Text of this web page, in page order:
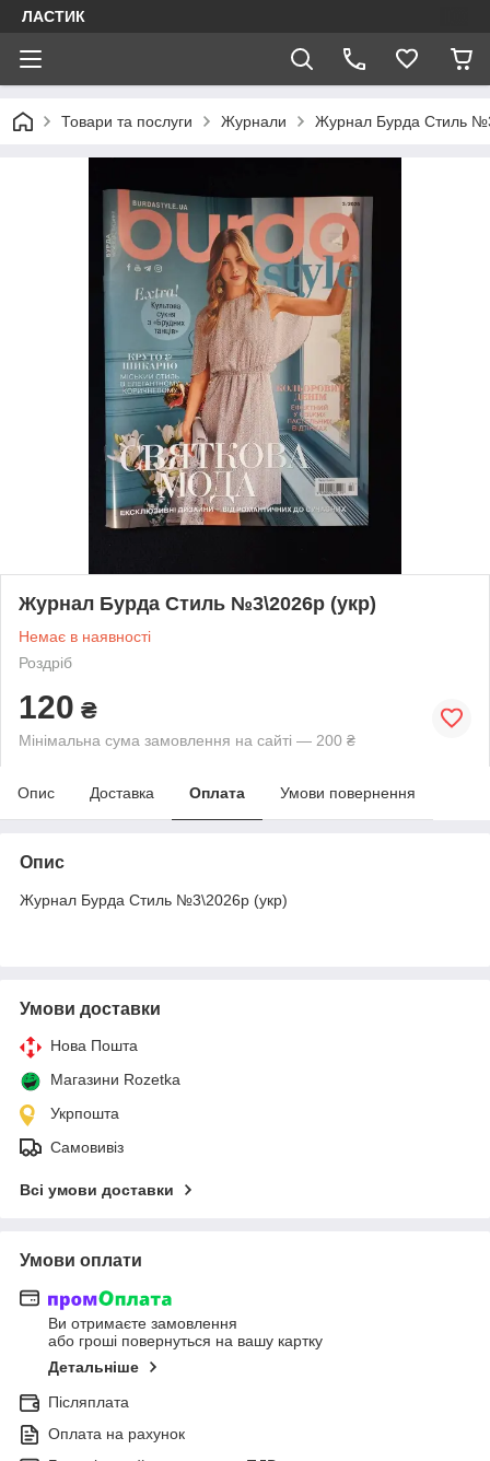
ЛАСТИК
Товари та послуги Журнали Журнал Бурда Стиль
Журнал Бурда Стиль №3\2026р (укр)
Немає в наявності
Роздріб
120 ₴
Мінімальна сума замовлення на сайті — 200 ₴
Опис Доставка Оплата Умови повернення
Опис
Журнал Бурда Стиль №3\2026р (укр)
Умови доставки
Нова Пошта
Магазини Rozetka
Укрпошта
Самовивіз
Всі умови доставки
Умови оплати
Ви отримаєте замовлення
або гроші повернуться на вашу картку
Детальніше
Післяплата
Оплата на рахунок